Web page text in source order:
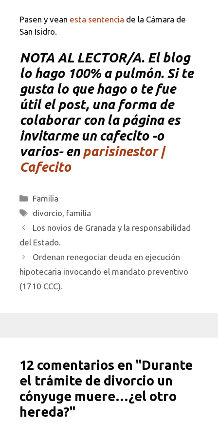
Pasen y vean esta sentencia de la Cámara de
San Isidro.
NOTA AL LECTOR/A. El blog
lo hago 100% a pulmón. Si te
gusta lo que hago o te fue
útil el post, una forma de
colaborar con la página es
invitarme un cafecito -o
varios- en parisinestor |
Cafecito
Categorías
Familia
Etiquetas
divorcio, familia
Los novios de Granada y la responsabilidad
del Estado.
Ordenan renegociar deuda en ejecución
hipotecaria invocando el mandato preventivo
(1710 CCC).
12 comentarios en "Durante
el trámite de divorcio un
cónyuge muere…¿el otro
hereda?"